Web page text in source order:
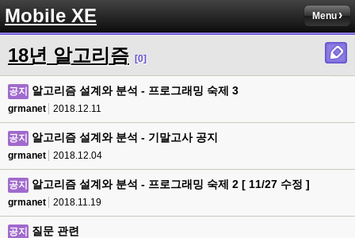
Mobile XE Menu
18년 알고리즘 [0]
공지 알고리즘 설계와 분석 - 프로그래밍 숙제 3
grmanet 2018.12.11
공지 알고리즘 설계와 분석 - 기말고사 공지
grmanet 2018.12.04
공지 알고리즘 설계와 분석 - 프로그래밍 숙제 2 [ 11/27 수정 ]
grmanet 2018.11.19
공지 질문 관련